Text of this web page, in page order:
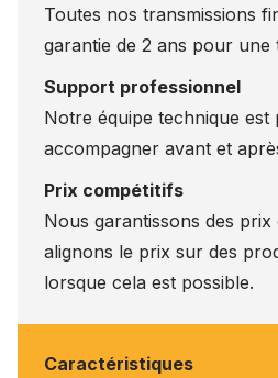
Toutes nos transmissions
garantie de 2 ans pour une
Support professionnel
Notre équipe technique est
accompagner avant et
Prix compétitifs
Nous garantissons des
alignons le prix sur des
lorsque cela est possible.
Caractéristiques